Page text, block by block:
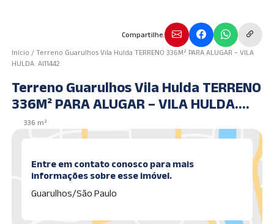
Compartilhe.
Início /Terreno Guarulhos Vila Hulda TERRENO 336M² PARA ALUGAR – VILA
HULDA. AI11442
Terreno Guarulhos Vila Hulda TERRENO
336M² PARA ALUGAR – VILA HULDA.
AI11442
336 m²
Entre em contato conosco para mais
informações sobre esse imóvel.
Guarulhos/São Paulo